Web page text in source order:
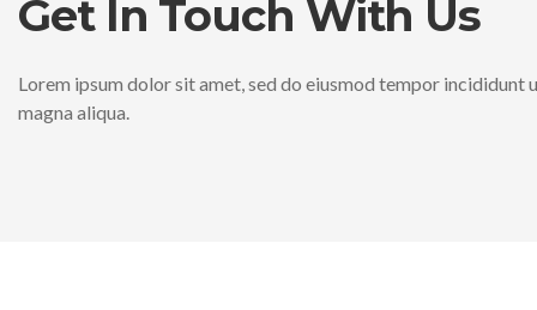
Get In Touch With Us
Lorem ipsum dolor sit amet, sed do eiusmod tempor incididunt
magna aliqua.